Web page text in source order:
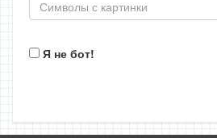
Я не бот!